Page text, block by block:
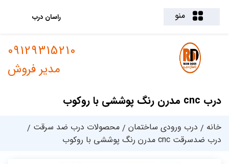
منو راسان درب
درب cnc مدرن رنگ پوششی با روکوب
09129315210
مدیر فروش
خانه درب ورودی ساختمان
محصولات درب ضد سرقت
درب ضدسرقت cnc مدرن رنگ پوششی با روکوب